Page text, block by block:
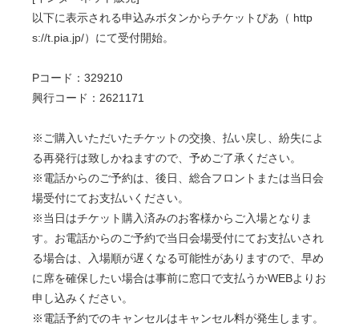
以下に表示される申込みボタンからチケットぴあ（ http
s://t.pia.jp/）にて受付開始。
Pコード：329210
興行コード：2621171
※ご購入いただいたチケットの交換、払い戻し、紛失によ
る再発行は致しかねますので、予めご了承ください。
※電話からのご予約は、後日、総合フロントまたは当日会
場受付にてお支払いください。
※当日はチケット購入済みのお客様からご入場となりま
す。お電話からのご予約で当日会場受付にてお支払いされ
る場合は、入場順が遅くなる可能性がありますので、早め
に席を確保したい場合は事前に窓口で支払うかWEBよりお
申し込みください。
※電話予約でのキャンセルはキャンセル料が発生します。